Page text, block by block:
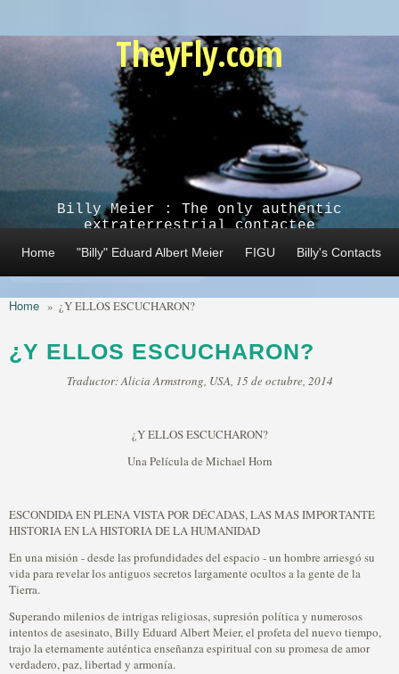
TheyFly.com
Billy Meier : The only authentic
extraterrestrial contactee
Home "Billy" Eduard Albert Meier FIGU Billy's Contacts
Home » ¿Y ELLOS ESCUCHARON?
¿Y ELLOS ESCUCHARON?
Traductor: Alicia Armstrong, USA, 15 de octubre, 2014
¿Y ELLOS ESCUCHARON?
Una Película de Michael Horn
ESCONDIDA EN PLENA VISTA POR DÉCADAS, LAS MAS IMPORTANTE
HISTORIA EN LA HISTORIA DE LA HUMANIDAD
En una misión - desde las profundidades del espacio - un hombre arriesgó su
vida para revelar los antiguos secretos largamente ocultos a la gente de la
Tierra.
Superando milenios de intrigas religiosas, supresión política y numerosos
intentos de asesinato, Billy Eduard Albert Meier, el profeta del nuevo tiempo,
trajo la eternamente auténtica enseñanza espiritual con su promesa de amor
verdadero, paz, libertad y armonía.